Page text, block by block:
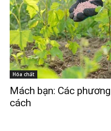
Hóa chất
Mách bạn: Các
cách